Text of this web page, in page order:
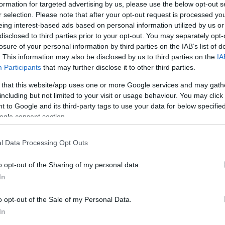
for targeted advertising by us, please use the below opt-out
selection. Please note that after your opt-out request is processed
interest-based ads based on personal information utilized by us
to third parties prior to your opt-out. You may separately
of your personal information by third parties on the IAB’s list of
This information may also be disclosed by us to third parties on the
Participants that may further disclose it to other third parties.
that this website/app uses one or more Google services and may
but not limited to your visit or usage behaviour. You may
to Google and its third-party tags to use your data for below
consent section.
Data Processing Opt Outs
opt-out of the Sharing of my personal data.
opt-out of the Sale of my Personal Data.
a sok cukros üdítő növelheti a szorongás tüneteit a
5:49
harmada már egyáltalán nem
betegségek aránya
óvszert a serdülők, emiatt nő a szexuális úton